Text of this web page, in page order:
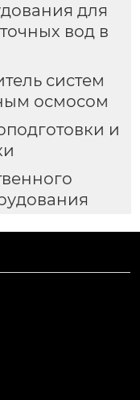
для
вод в
систем
осмосом
и